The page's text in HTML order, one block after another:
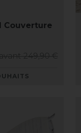
Couverture